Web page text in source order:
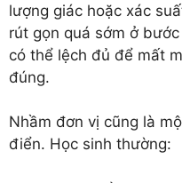
lượng giác hoặc xác
rút gọn quá sớm ở
có thể lệch đủ để mất
đúng.
Nhầm đơn vị cũng là
điển. Học sinh thường: